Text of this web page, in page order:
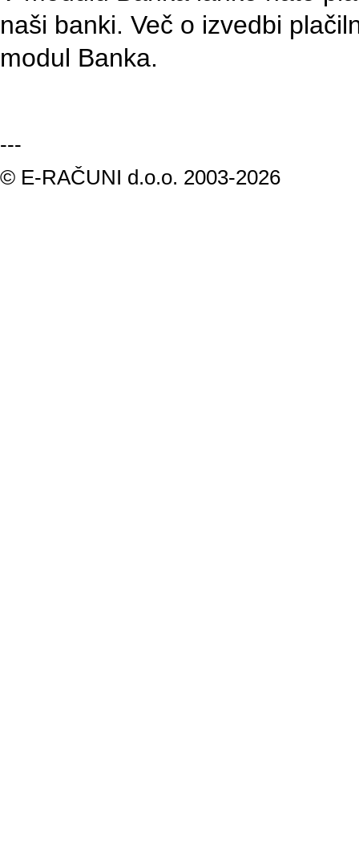
naši banki. Več o izvedbi
modul Banka.
---
© E-RAČUNI d.o.o. 2003-2026